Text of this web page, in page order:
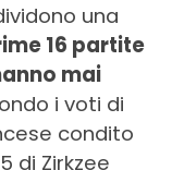
una
16 partite
mai
i voti di
condito
di Zirkzee